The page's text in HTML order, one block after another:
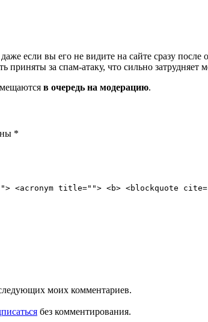
даже если вы его не видите на сайте сразу
за спам-атаку, что сильно затрудняет
в очередь на модерацию.
*
title=""> <b> <blockquote
моих комментариев.
без комментирования.